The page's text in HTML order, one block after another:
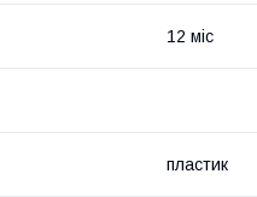
12 міс
пластик